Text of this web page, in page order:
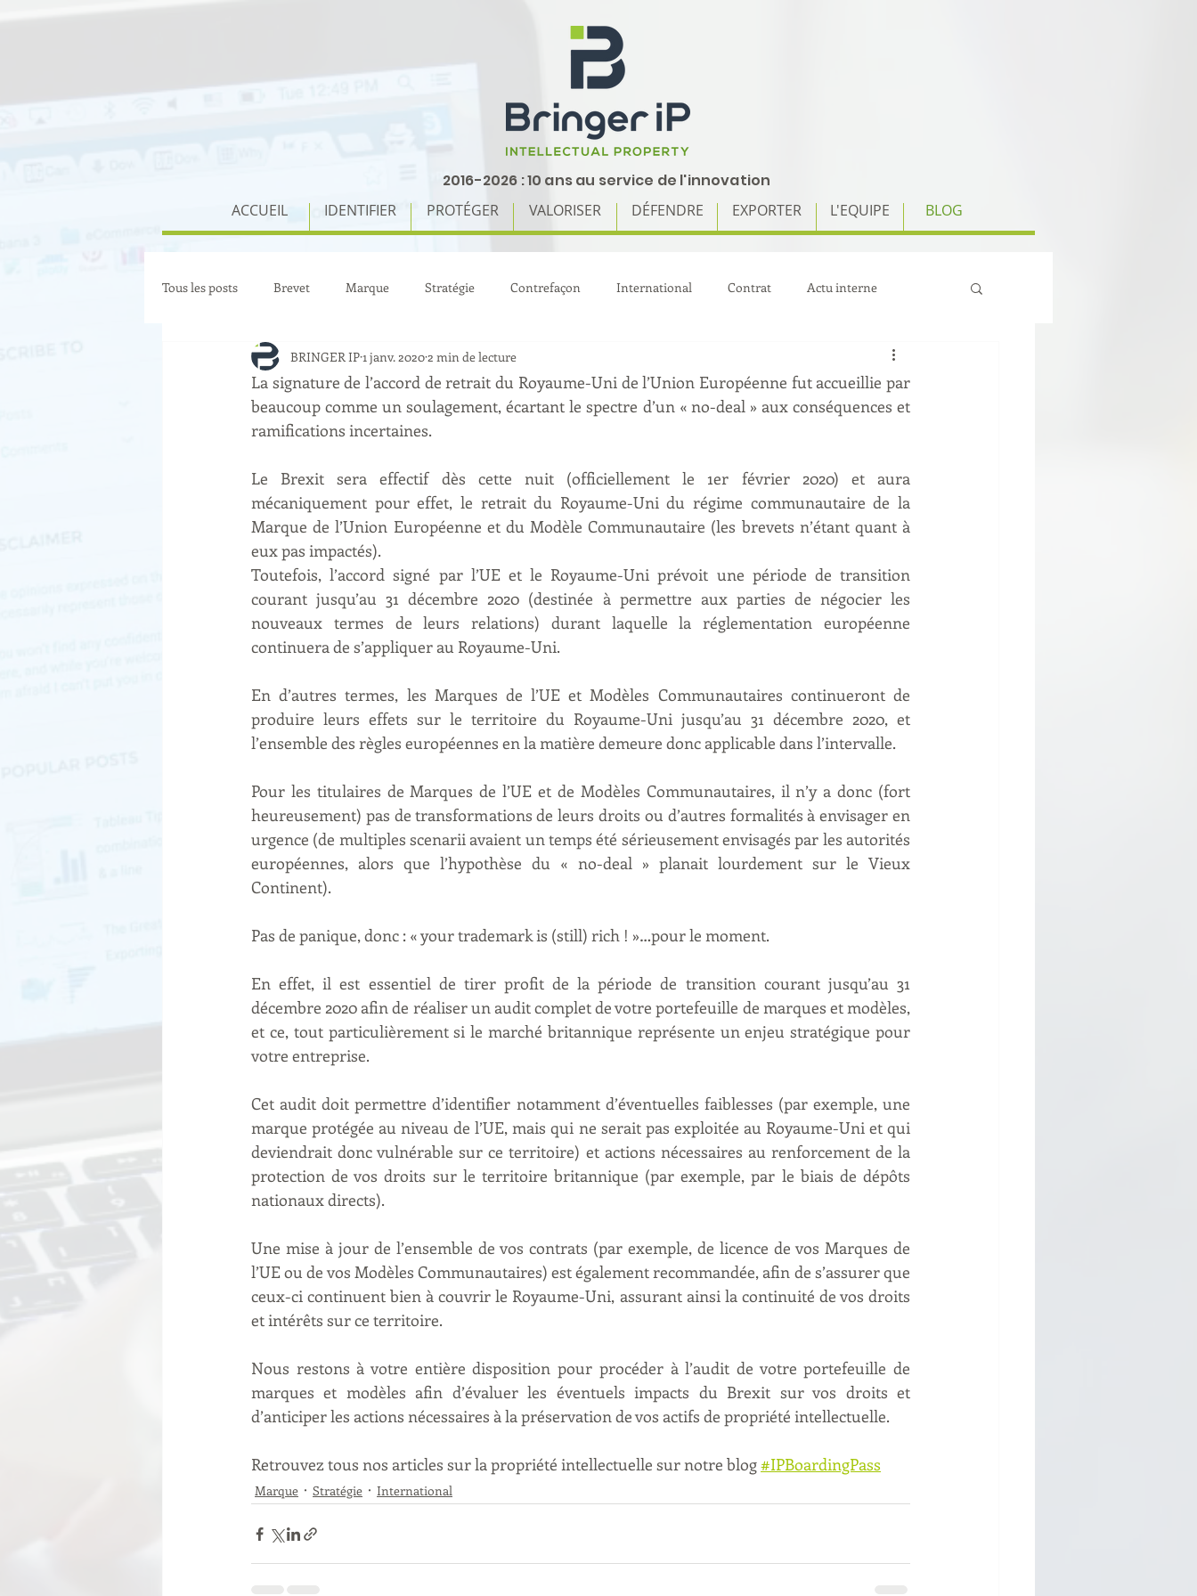
2016-2026 : 10 ans au service de l'innovation
ACCUEIL IDENTIFIER PROTÉGER VALORISER DÉFENDRE EXPORTER L'EQUIPE BLOG
Tous les posts Brevet Marque Stratégie Contrefaçon International Contrat Actu interne
BRINGER IP1 janv. 2020 2 min de lecture
La signature de l’accord de retrait du Royaume-Uni de l’Union Européenne fut accueillie par
beaucoup comme un soulagement, écartant le spectre d’un « no-deal » aux conséquences et
ramifications incertaines.
Le Brexit sera effectif dès cette nuit (officiellement le 1er février 2020) et aura
mécaniquement pour effet, le retrait du Royaume-Uni du régime communautaire de la
Marque de l’Union Européenne et du Modèle Communautaire (les brevets n’étant quant à
eux pas impactés).
Toutefois, l’accord signé par l’UE et le Royaume-Uni prévoit une période de transition
courant jusqu’au 31 décembre 2020 (destinée à permettre aux parties de négocier les
nouveaux termes de leurs relations) durant laquelle la réglementation européenne
continuera de s’appliquer au Royaume-Uni.
En d’autres termes, les Marques de l’UE et Modèles Communautaires continueront de
produire leurs effets sur le territoire du Royaume-Uni jusqu’au 31 décembre 2020, et
l’ensemble des règles européennes en la matière demeure donc applicable dans l’intervalle.
Pour les titulaires de Marques de l’UE et de Modèles Communautaires, il n’y a donc (fort
heureusement) pas de transformations de leurs droits ou d’autres formalités à envisager en
urgence (de multiples scenarii avaient un temps été sérieusement envisagés par les autorités
européennes, alors que l’hypothèse du « no-deal » planait lourdement sur le Vieux
Continent).
Pas de panique, donc : « your trademark is (still) rich ! »…pour le moment.
En effet, il est essentiel de tirer profit de la période de transition courant jusqu’au 31
décembre 2020 afin de réaliser un audit complet de votre portefeuille de marques et modèles,
et ce, tout particulièrement si le marché britannique représente un enjeu stratégique pour
votre entreprise.
Cet audit doit permettre d’identifier notamment d’éventuelles faiblesses (par exemple, une
marque protégée au niveau de l’UE, mais qui ne serait pas exploitée au Royaume-Uni et qui
deviendrait donc vulnérable sur ce territoire) et actions nécessaires au renforcement de la
protection de vos droits sur le territoire britannique (par exemple, par le biais de dépôts
nationaux directs).
Une mise à jour de l’ensemble de vos contrats (par exemple, de licence de vos Marques de
l’UE ou de vos Modèles Communautaires) est également recommandée, afin de s’assurer que
ceux-ci continuent bien à couvrir le Royaume-Uni, assurant ainsi la continuité de vos droits
et intérêts sur ce territoire.
Nous restons à votre entière disposition pour procéder à l’audit de votre portefeuille de
marques et modèles afin d’évaluer les éventuels impacts du Brexit sur vos droits et
d’anticiper les actions nécessaires à la préservation de vos actifs de propriété intellectuelle.
Retrouvez tous nos articles sur la propriété intellectuelle sur notre blog #IPBoardingPass
Marque Stratégie International